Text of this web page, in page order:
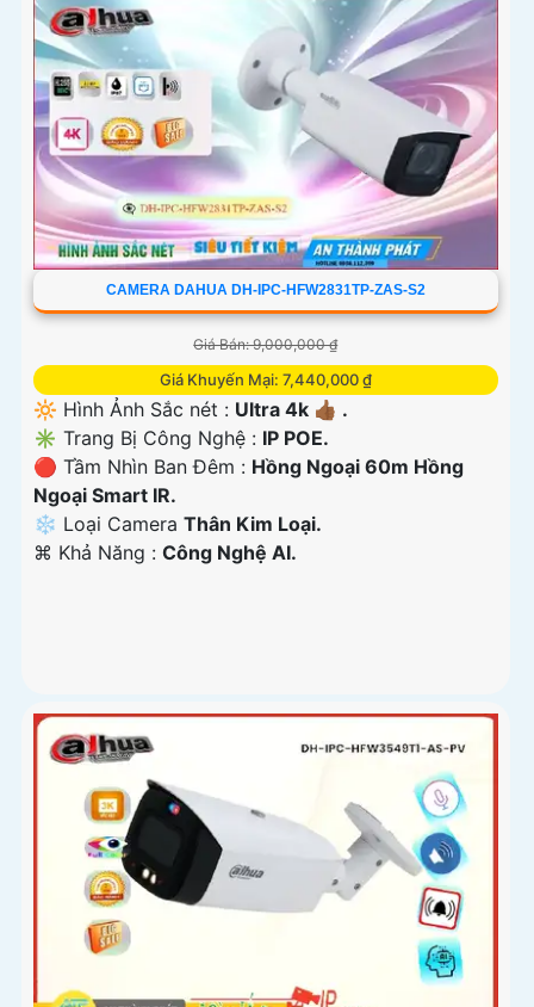
CAMERA DAHUA DH-IPC-HFW2831TP-ZAS-S2
Giá Bán: 9,000,000 ₫
Giá Khuyến Mại: 7,440,000 ₫
🔆 Hình Ảnh Sắc nét : Ultra 4k 👍🏾 .
✳️ Trang Bị Công Nghệ : IP POE.
🔴 Tầm Nhìn Ban Đêm : Hồng Ngoại 60m Hồng
Ngoại Smart IR.
❄ Loại Camera Thân Kim Loại.
️⌘ Khả Năng : Công Nghệ AI.